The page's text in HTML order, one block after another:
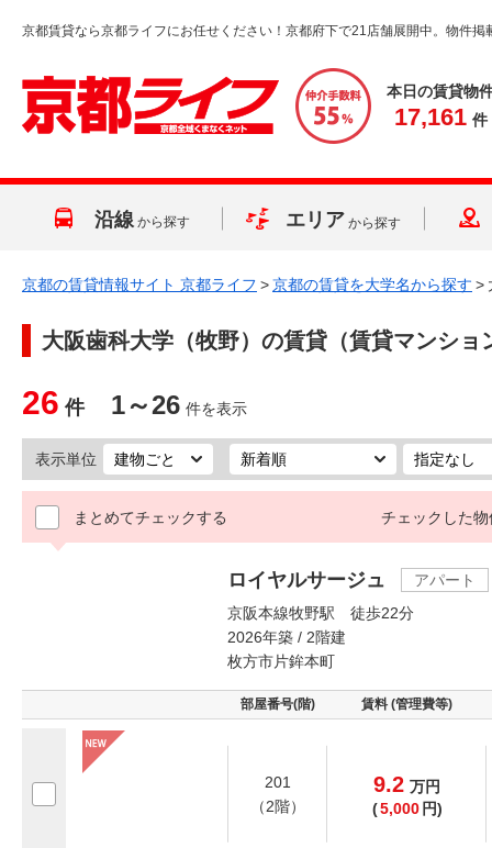
京都賃貸なら京都ライフにお任せください！京都府下で21店舗展開中。物件掲
本日の賃貸物
17,161 件
沿線 から探す エリア から探す
京都の賃貸情報サイト 京都ライフ >京都の賃貸を大学名から探す >
大阪歯科大学（牧野） の賃貸（賃貸マンショ
26 件 1～26 件を表示
表示単位
まとめてチェックする チェックした物
ロイヤルサージュ
アパート
京阪本線牧野駅 徒歩22分
2026年築 / 2階建
枚方市片鉾本町
部屋番号(階) 賃料 (管理費等)
201
（2階）
9.2 万円
(5,000 円)